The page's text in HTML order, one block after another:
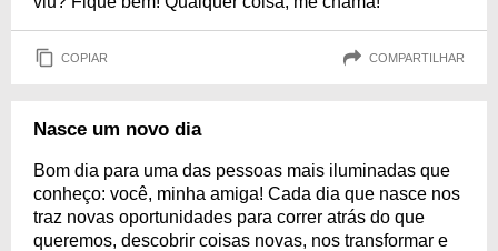
COPIAR COMPARTILHAR
Nasce um novo dia
Bom dia para uma das pessoas mais iluminadas que
conheço: você, minha amiga! Cada dia que nasce nos
traz novas oportunidades para correr atrás do que
queremos, descobrir coisas novas, nos transformar e